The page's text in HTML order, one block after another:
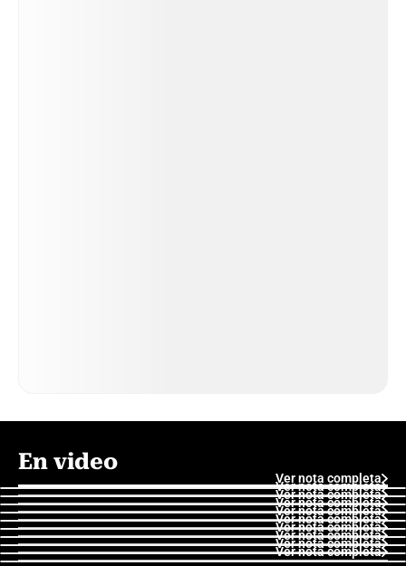
En video
Ver nota completa
Ver nota completa
Ver nota completa
Ver nota completa
Ver nota completa
Ver nota completa
Ver nota completa
Ver nota completa
Ver nota completa
Ver nota completa